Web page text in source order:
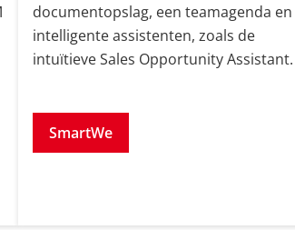
documentopslag, een teamagenda en
intelligente assistenten, zoals de
intuïtieve Sales Opportunity Assistant.
SmartWe